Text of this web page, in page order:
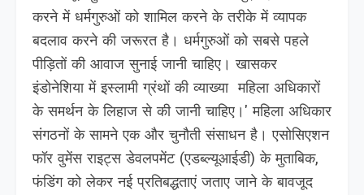
करने में धर्मगुरुओं को शामिल करने के तरीके में व्यापक
बदलाव करने की जरूरत है। धर्मगुरुओं को सबसे पहले
पीड़ितों की आवाज सुनाई जानी चाहिए। खासकर
इंडोनेशिया में इस्लामी ग्रंथों की व्याख्या महिला अधिकारों
के समर्थन के लिहाज से की जानी चाहिए।' महिला अधिकार
संगठनों के सामने एक और चुनौती संसाधन है। एसोसिएशन
फॉर वुमेंस राइट्स डेवलपमेंट (एडब्ल्यूआईडी) के मुताबिक,
फंडिंग को लेकर नई प्रतिबद्धताएं जताए जाने के बावजूद